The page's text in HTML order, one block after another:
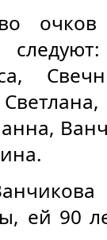
ей 90